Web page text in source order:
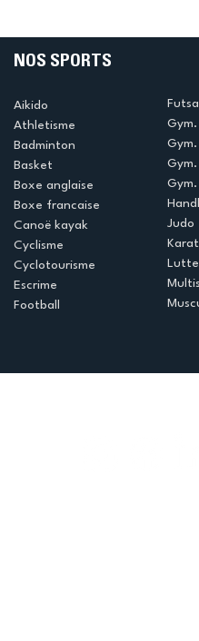
NOS SPORTS
Aikido
Athletisme
Badminton
Basket
Boxe anglaise
Boxe francaise
Canoë kayak
Cyclisme
Cyclotourisme
Escrime
Football
Judo
Lutte